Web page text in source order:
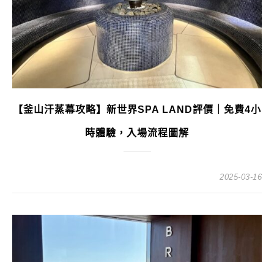
【釜山汗蒸幕攻略】新世界SPA LAND評價｜免費4小
時體驗，入場流程圖解
2025-03-16